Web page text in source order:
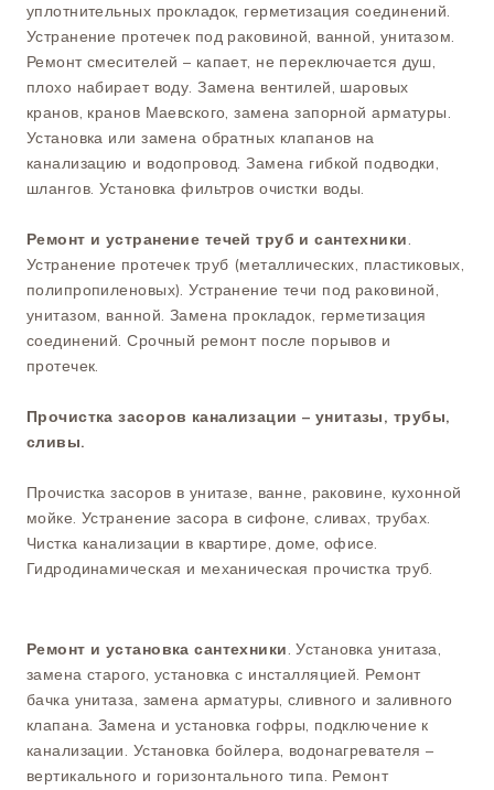
уплотнительных прокладок, герметизация соединений.
Устранение протечек под раковиной, ванной, унитазом.
Ремонт смесителей – капает, не переключается душ,
плохо набирает воду. Замена вентилей, шаровых
кранов, кранов Маевского, замена запорной арматуры.
Установка или замена обратных клапанов на
канализацию и водопровод. Замена гибкой подводки,
шлангов. Установка фильтров очистки воды.
Ремонт и устранение течей труб и сантехники.
Устранение протечек труб (металлических, пластиковых,
полипропиленовых). Устранение течи под раковиной,
унитазом, ванной. Замена прокладок, герметизация
соединений. Срочный ремонт после порывов и
протечек.
Прочистка засоров канализации – унитазы, трубы,
сливы.
Прочистка засоров в унитазе, ванне, раковине, кухонной
мойке. Устранение засора в сифоне, сливах, трубах.
Чистка канализации в квартире, доме, офисе.
Гидродинамическая и механическая прочистка труб.
Ремонт и установка сантехники. Установка унитаза,
замена старого, установка с инсталляцией. Ремонт
бачка унитаза, замена арматуры, сливного и заливного
клапана. Замена и установка гофры, подключение к
канализации. Установка бойлера, водонагревателя –
вертикального и горизонтального типа. Ремонт